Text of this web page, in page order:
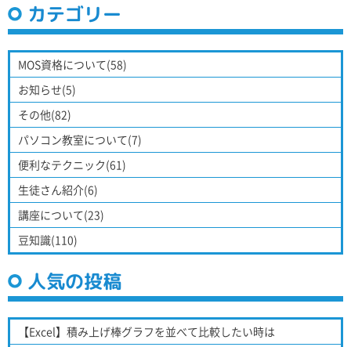
カテゴリー
MOS資格について(58)
お知らせ(5)
その他(82)
パソコン教室について(7)
便利なテクニック(61)
生徒さん紹介(6)
講座について(23)
豆知識(110)
人気の投稿
【Excel】積み上げ棒グラフを並べて比較したい時は